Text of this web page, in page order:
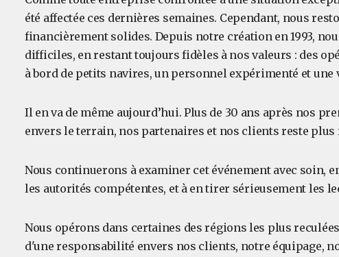
été affectée ces dernières semaines. Cependant, nous
financièrement solides. Depuis notre création en 1993,
difficiles, en restant toujours fidèles à nos valeurs : des
à bord de petits navires, un personnel expérimenté et une
Il en va de même aujourd’hui. Plus de 30 ans après nos
envers le terrain, nos partenaires et nos clients reste plus
Nous continuerons à examiner cet événement avec soin,
les autorités compétentes, et à en tirer sérieusement les
Nous opérons dans certaines des régions les plus
d'une responsabilité envers nos clients, notre équipage,